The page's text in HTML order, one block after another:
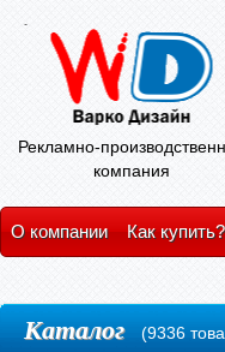
Рекламно-
компания
О компании Как купить?
Каталог (9336